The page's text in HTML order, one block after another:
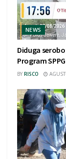
NEWS
Diduga
Program
BY RISCO